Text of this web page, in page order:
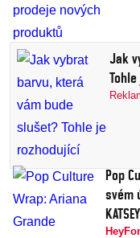
Jak
Pop
svém